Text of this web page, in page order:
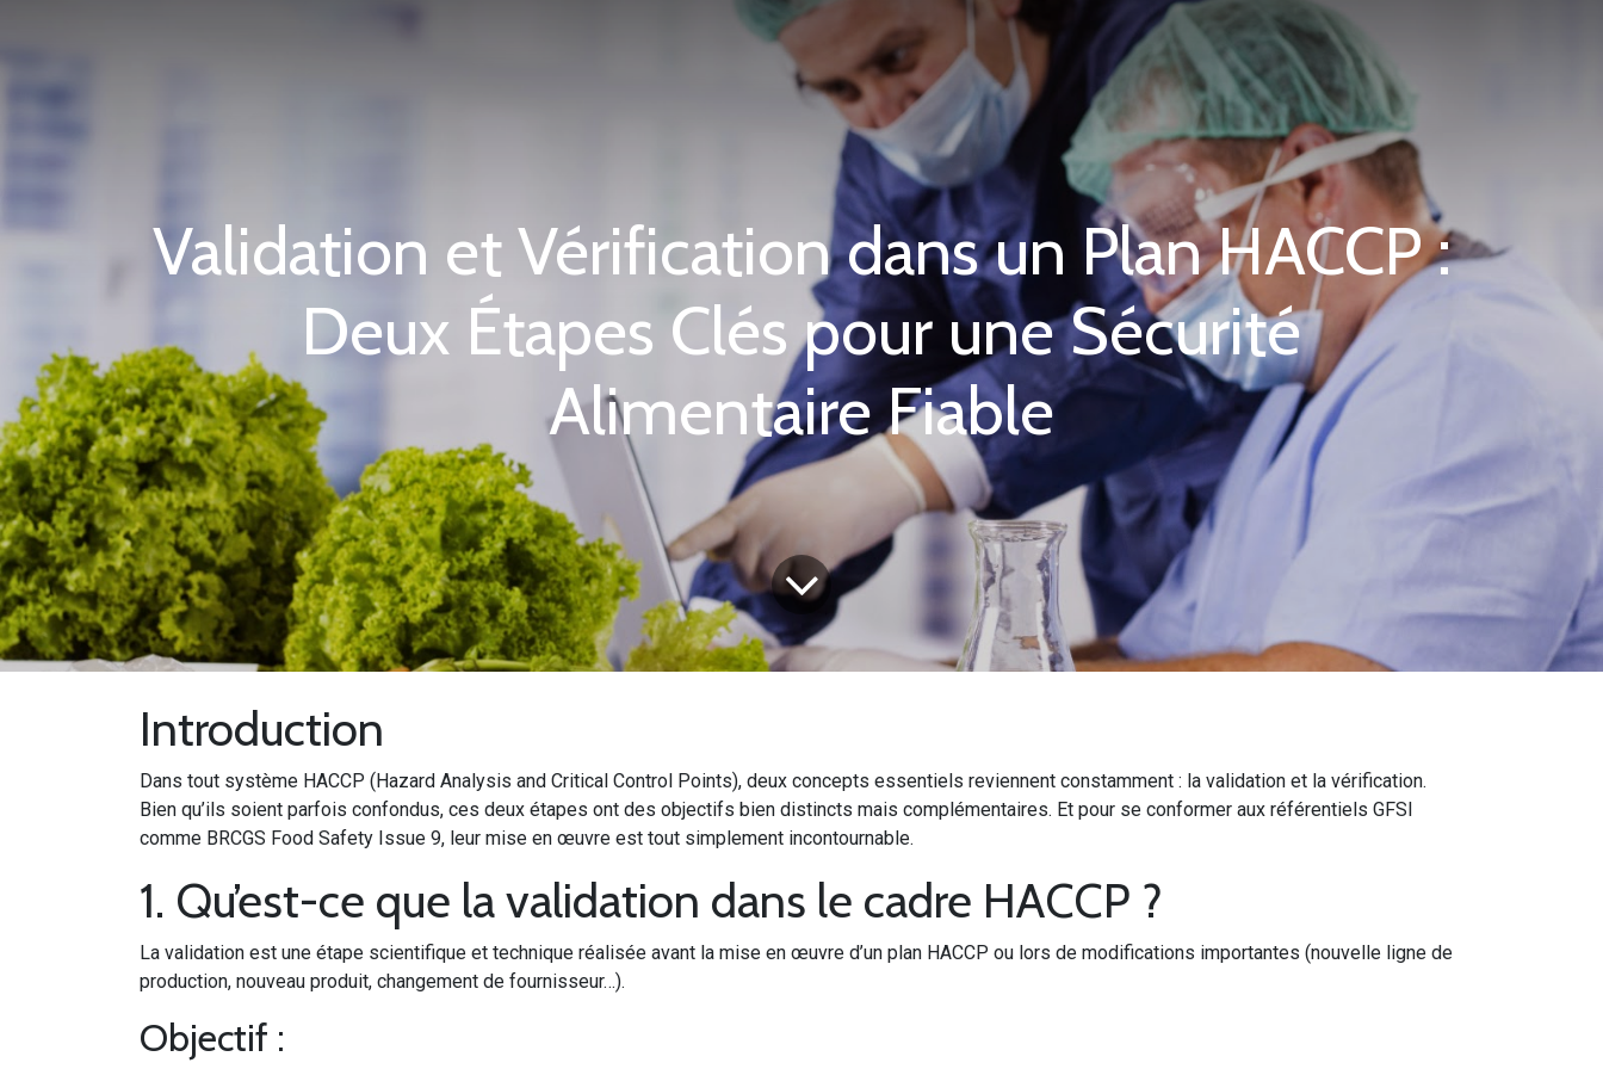
Validation et Vérification dans un Plan HACCP :
Deux Étapes Clés pour une Sécurité
Alimentaire Fiable
Introduction
Dans tout système HACCP (Hazard Analysis and Critical Control Points), deux concepts essentiels reviennent constamment : la validation et la vérification.
Bien qu’ils soient parfois confondus, ces deux étapes ont des objectifs bien distincts mais complémentaires. Et pour se conformer aux référentiels GFSI
comme BRCGS Food Safety Issue 9, leur mise en œuvre est tout simplement incontournable.
1. Qu’est-ce que la validation dans le cadre HACCP ?
La validation est une étape scientifique et technique réalisée avant la mise en œuvre d’un plan HACCP ou lors de modifications importantes (nouvelle ligne de
production, nouveau produit, changement de fournisseur…).
Objectif :